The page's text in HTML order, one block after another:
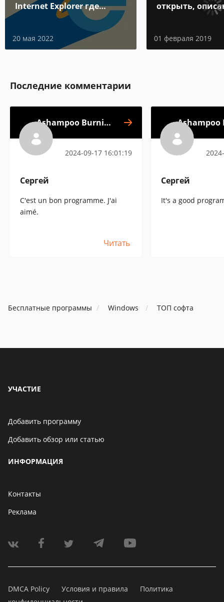
Internet Explorer где
находится
20 мая 2022
открыть,
особенности
01 февраля 2019
Последние комментарии
Ashampoo Burning
2024-09-17 16:01:19
Сергей
C'est un bon programme. J'ai
aimé.
Читать
Ashampoo
Сергей
It's a good
Бесплатные программы Windows ТОП софта
УЧАСТИЕ
Добавить программу
Добавить обзор или статью
ИНФОРМАЦИЯ
Контакты
Реклама
DMCA Policy Условия и правила
Политика